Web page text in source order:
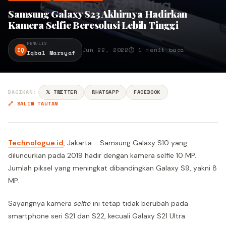
Samsung Galaxy S23 Akhirnya Hadirkan
Kamera Selfie Beresolusi Lebih Tinggi
IQ
PENULIS
Iqbal Marsyaf Jun 22, 2022⏱ 1 menit baca
BAGIKAN: 𝕏 TWITTER WHATSAPP
FACEBOOK
🔗 SALIN TAUTAN
Technologue.id, Jakarta - Samsung Galaxy S10 yang
diluncurkan pada 2019 hadir dengan kamera selfie 10 MP.
Jumlah piksel yang meningkat dibandingkan Galaxy S9, yakni 8
MP.
Sayangnya kamera selfie ini tetap tidak berubah pada
smartphone seri S21 dan S22, kecuali Galaxy S21 Ultra.